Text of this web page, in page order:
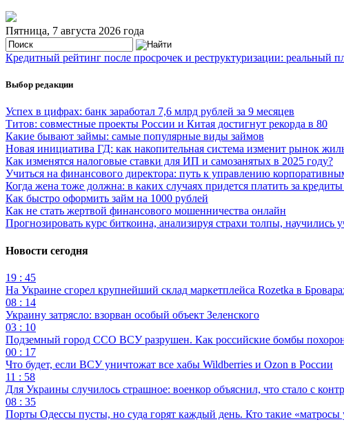
Пятница, 7 августа 2026 года
Кредитный рейтинг после просрочек и реструктуризации: реальный
Выбор редакции
Успех в цифрах: банк заработал 7,6 млрд рублей за 9 месяцев
Титов: совместные проекты России и Китая достигнут рекорда в 80
Какие бывают займы: самые популярные виды займов
Новая инициатива ГД: как накопительная система изменит рынок
Как изменятся налоговые ставки для ИП и самозанятых в 2025 году?
Учиться на финансового директора: путь к управлению
Когда жена тоже должна: в каких случаях придется платить за кредиты
Как быстро оформить займ на 1000 рублей
Как не стать жертвой финансового мошенничества онлайн
Прогнозировать курс биткоина, анализируя страхи толпы, научились
Новости сегодня
19 : 45
На Украине сгорел крупнейший склад маркетплейса Rozetka в
08 : 14
Украину затрясло: взорван особый объект Зеленского
03 : 10
Подземный город ССО ВСУ разрушен. Как российские бомбы
00 : 17
Что будет, если ВСУ уничтожат все хабы Wildberries и Ozon в России
11 : 58
Для Украины случилось страшное: военкор объяснил, что стало с
08 : 35
Порты Одессы пусты, но суда горят каждый день. Кто такие «матросы